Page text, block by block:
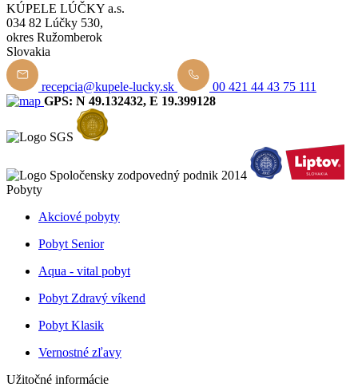
KÚPELE LÚČKY a.s.
034 82 Lúčky 530,
okres Ružomberok
Slovakia
recepcia@kupele-lucky.sk
00 421 44 43 75 111
GPS: N 49.132432, E 19.399128
Pobyty
Akciové pobyty
Pobyt Senior
Aqua - vital pobyt
Pobyt Zdravý víkend
Pobyt Klasik
Vernostné zľavy
Užitočné informácie